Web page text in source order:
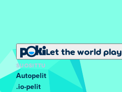
Let the world play
SUOSITTU
Autopelit
.io-pelit